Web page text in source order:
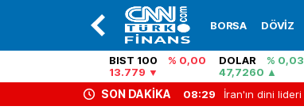
BORSA DÖVİZ
BIST 100
% 0,00
13.779
DOLAR
% 0,03
47,7260
SON DAKİKA
"Akın Gürlek’e yönelik iftira! Pis bir bomba salıyor" Ahmet Hakan yazdı 08:29